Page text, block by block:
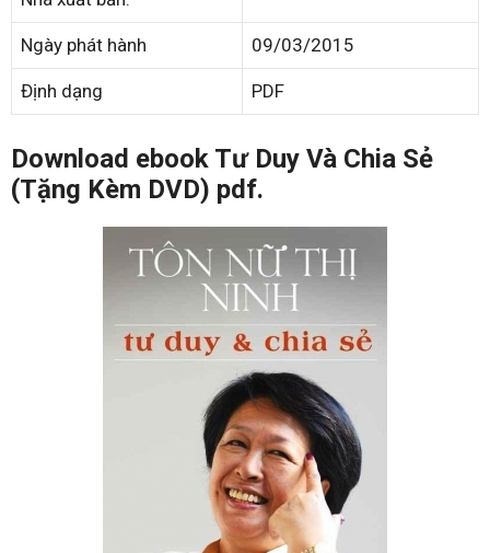
Ngày phát hành 09/03/2015
Định dạng PDF
Download ebook Tư Duy Và Chia Sẻ
(Tặng Kèm DVD) pdf.